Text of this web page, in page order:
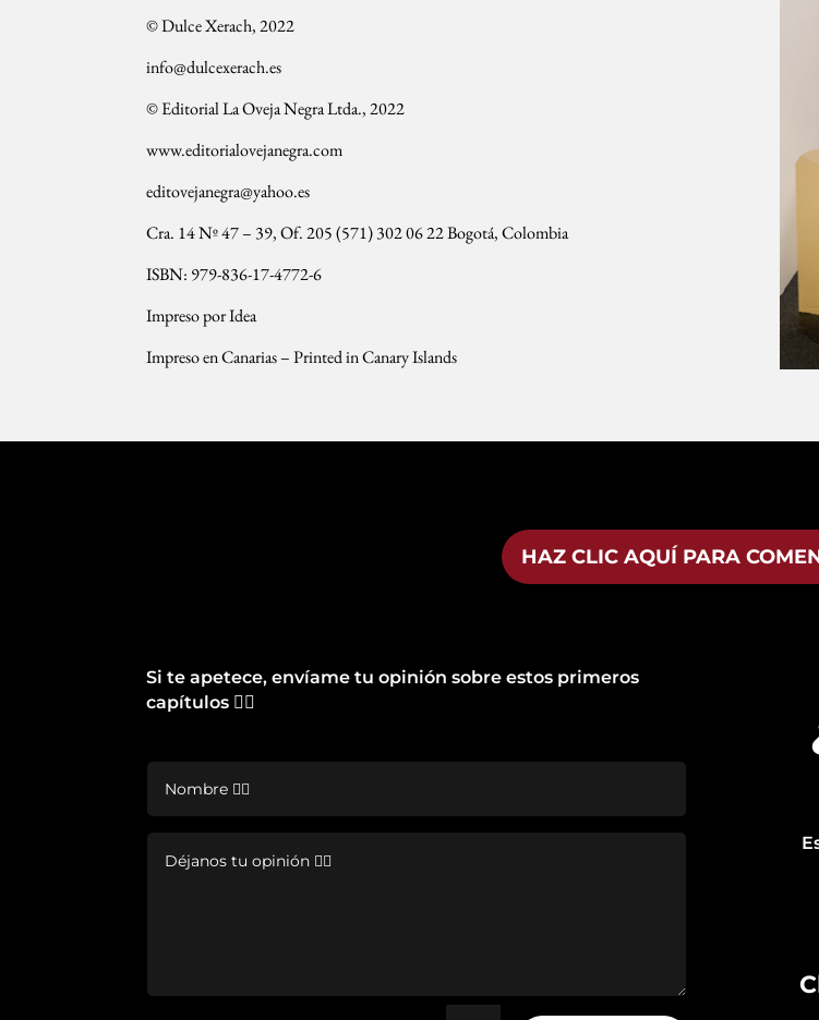
© Dulce Xerach, 2022
info@dulcexerach.es
© Editorial La Oveja Negra Ltda., 2022
www.editorialovejanegra.com
editovejanegra@yahoo.es
Cra. 14 Nº 47 – 39, Of. 205 (571) 302 06 22 Bogotá, Colombia
ISBN: 979-836-17-4772-6
Impreso por Idea
Impreso en Canarias – Printed in Canary Islands
HAZ CLIC AQUÍ PARA
Si te apetece, envíame tu opinión sobre estos primeros
capítulos 👇🏽